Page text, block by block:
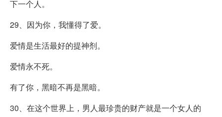
下一个人。
29、因为你，我懂得了爱。
爱情是生活最好的提神剂。
爱情永不死。
有了你，黑暗不再是黑暗。
30、在这个世界上，男人最珍贵的财产就是一个女人的